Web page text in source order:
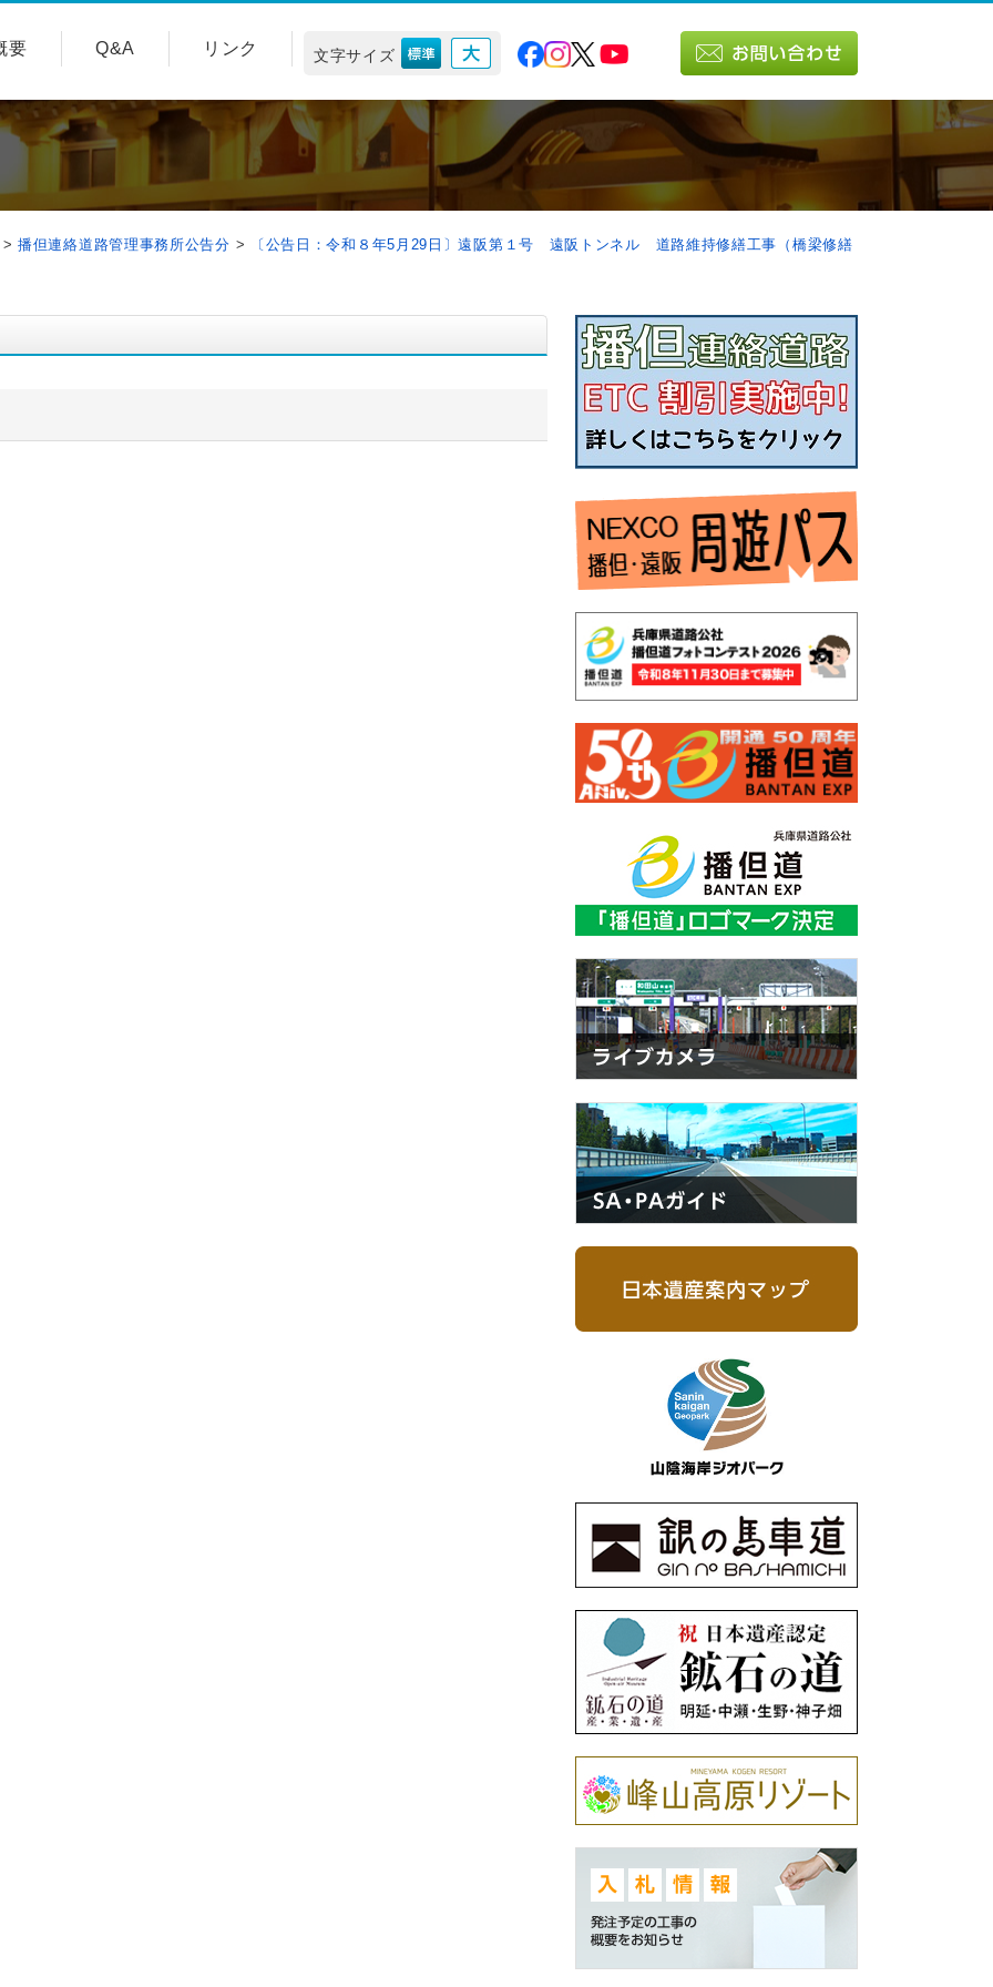
要 Q&A リンク 文字サイズ
>播但連絡道路管理事務所公告分 >
〔公告日：令和８年5月29日〕遠阪第１号 遠阪トンネル 道路維持修繕工事（橋梁修繕